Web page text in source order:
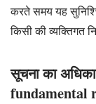
करते समय यह
किसी की व्यक्तिगत
सूचना का
fundamental